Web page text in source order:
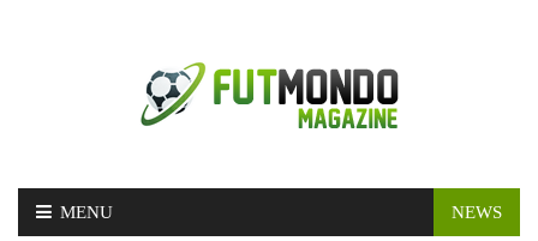
Skip
MENU NEWS